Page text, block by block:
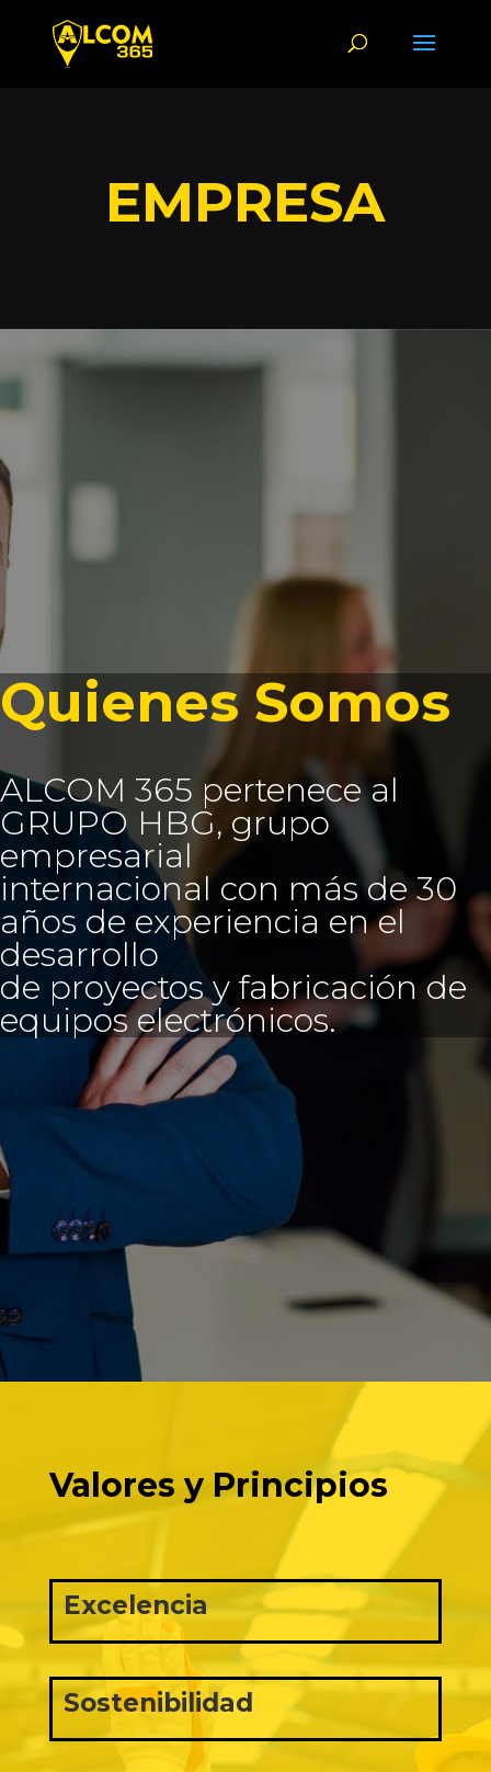
EMPRESA
Quienes Somos
ALCOM 365 pertenece al
GRUPO HBG, grupo
empresarial
internacional con más de 30
años de experiencia en el
desarrollo
de proyectos y fabricación de
equipos electrónicos.
Valores y Principios
Excelencia
Sostenibilidad